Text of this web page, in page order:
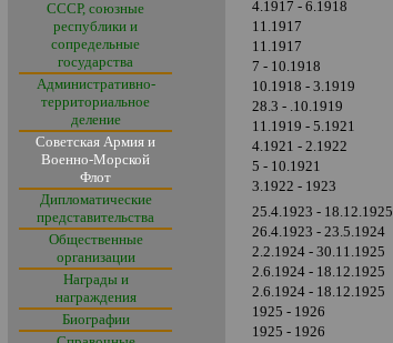
СССР, союзные
республики и
сопредельные
государства
Административно-
территориальное
деление
Советская Армия и
Военно-Морской
Флот
Дипломатические
представительства
Общественные
организации
Награды и
награждения
Биографии
4.1917 - 6.1918
11.1917
11.1917
7 - 10.1918
10.1918 - 3.1919
28.3 - .10.1919
11.1919 - 5.1921
4.1921 - 2.1922
5 - 10.1921
3.1922 - 1923
25.4.1923 - 18.12.1925
26.4.1923 - 23.5.1924
2.2.1924 - 30.11.1925
2.6.1924 - 18.12.1925
2.6.1924 - 18.12.1925
1925 - 1926
1925 - 1926